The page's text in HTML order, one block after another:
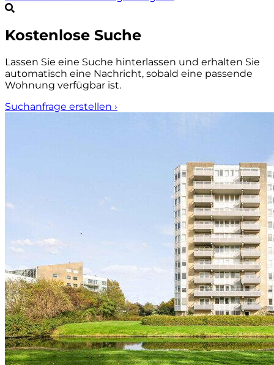
Kostenlose Suche
Lassen Sie eine Suche hinterlassen und erhalten Sie
automatisch eine Nachricht, sobald eine passende
Wohnung verfügbar ist.
Suchanfrage erstellen ›